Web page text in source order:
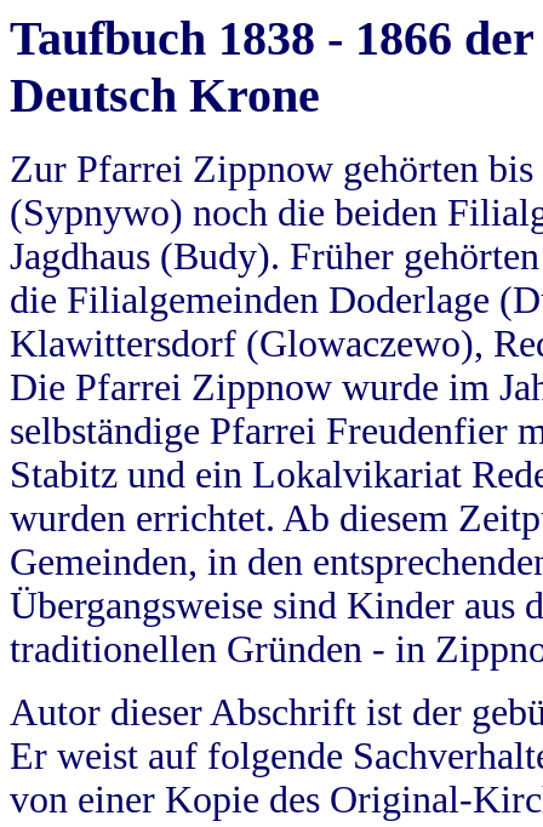
Taufbuch 1838 - 1866
Deutsch Krone
Zur Pfarrei Zippnow gehörten
(Sypnywo) noch die beiden
Jagdhaus (Budy). Früher
die Filialgemeinden Doderlage
Klawittersdorf (Glowaczewo),
Die Pfarrei Zippnow wurde im
selbständige Pfarrei Freudenfier
Stabitz und ein Lokalvikariat
wurden errichtet. Ab diesem
Gemeinden, in den
Übergangsweise sind Kinder aus
traditionellen Gründen - in
Autor dieser Abschrift ist der
Er weist auf folgende
von einer Kopie des Original-